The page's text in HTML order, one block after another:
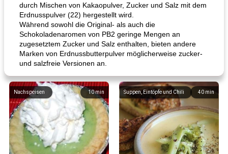
durch Mischen von Kakaopulver, Zucker und Salz mit dem
Erdnusspulver (22) hergestellt wird.
Während sowohl die Original- als auch die
Schokoladenaromen von PB2 geringe Mengen an
zugesetztem Zucker und Salz enthalten, bieten andere
Marken von Erdnussbutterpulver möglicherweise zucker-
und salzfreie Versionen an.
10min
Nachspeisen 40 min
Suppen, Eintöpfe und Chili